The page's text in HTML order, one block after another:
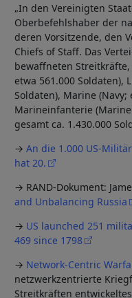
„In den Vereinigten
Oberbefehlshaber der
deren Vorsitzende, den
Chiefs of Staff. Das
bewaffneten
etwa 561.000 Soldaten),
Soldaten), Marine
Marineinfanterie (Marine
gesamt ca. 1.430.000
→ An die 1.000 US-
hat 20.
→ RAND-Dokument:
and Unbalancing Russia
→ US launched 251
469 since 1798
→ Network-Centric
netzwerkzentrierte
Streitkräften